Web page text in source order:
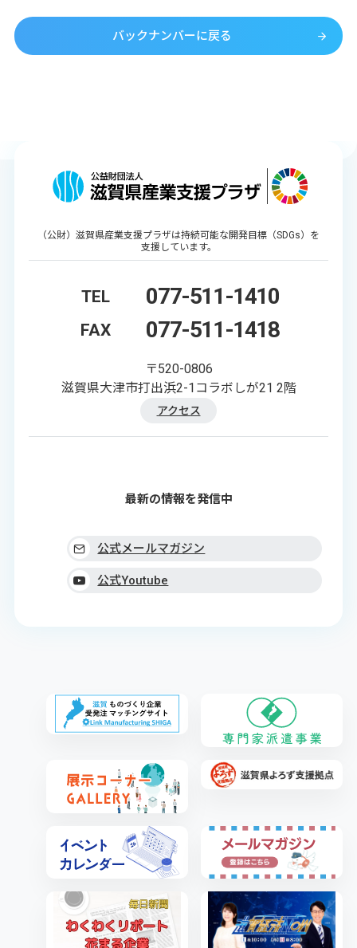
バックナンバーに戻る
（公財）滋賀県産業支援プラザは持続可能な開発目標（SDGs）を
支援しています。
TEL 077-511-1410
FAX 077-511-1418
〒520-0806
滋賀県大津市打出浜2-1コラボしが21 2階
アクセス
最新の情報を発信中
公式メールマガジン
公式Youtube